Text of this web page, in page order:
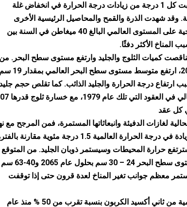
لفهم هذه الحقيقة، تسببت كل 1 درجة من زيادات درجة الحرارة في انخفاض غلة
5 في المائة. وقد شهدت الذرة والقمح والمحاصيل الرئيسية الأخرى
انخفاضًا كبيرًا في الإنتاجية على المستوى العالمي البالغ 40 ميغاطن في السنة بين
كميات الثلوج والجليد وارتفع مستوى سطح البحر. من
عام 1901 إلى عام 2010، ارتفع متوسط ​​مستوى سطح البحر العالمي بمقدار 19 سم
ارتفاع درجة الحرارة والجليد الذائب. كما تقلص حجم جليد
البحر في القطب الشمالي في العقود
كل عقد
لغازات الدفيئة وانبعاثاتها المستمرة، فمن المرجح مع
هذا القرن أن تتجاوز الزيادة في درجة الحرارة العالمية 1.5 درجة مئوية مقارنة
إلى 1900. سترتفع حرارة المحيطات وسيستمر ذوبان الجليد. من
يبلغ متوسط ​​ارتفاع مستوى سطح البحر 24 – 30 سم بحلول عام 2065 و40-63 سم
2100. وستستمر معظم جوانب تغير المناخ لعدة قرون حتى إذا توقفت
ارتفعت الانبعاثات العالمية من ثاني أكسيد الكربون بنسبة تقرب من 50 % منذ عام